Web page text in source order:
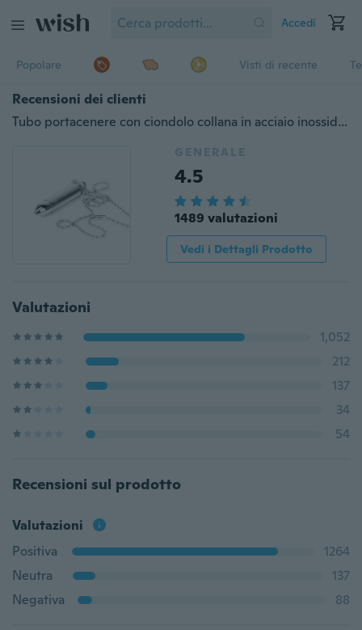
Accedi
Popolare Visti di recente
Recensioni dei clienti
Tubo portacenere con ciondolo collana in acciaio inossidabile con cremazione a catena
GENERALE
4.5
1489 valutazioni
Vedi i Dettagli Prodotto
Valutazioni
1,052
212
137
34
54
Recensioni sul prodotto
Valutazioni
Positiva
1264
Neutra
137
Negativa
88